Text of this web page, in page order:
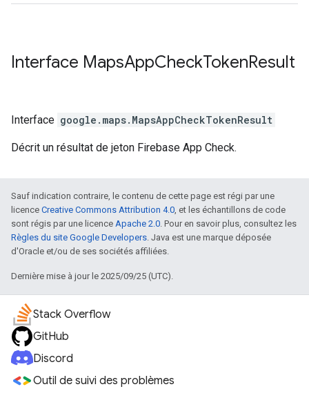
Interface MapsAppCheckTokenResult
Interface google.maps. MapsAppCheckTokenResult
Décrit un résultat de jeton Firebase App Check.
Sauf indication contraire, le contenu de cette page est régi par une
licence Creative Commons Attribution 4.0, et les échantillons de code
sont régis par une licence Apache 2.0. Pour en savoir plus, consultez les
Règles du site Google Developers. Java est une marque déposée
d'Oracle et/ou de ses sociétés affiliées.
Dernière mise à jour le 2025/09/25 (UTC).
Stack Overflow
GitHub
Discord
Outil de suivi des problèmes